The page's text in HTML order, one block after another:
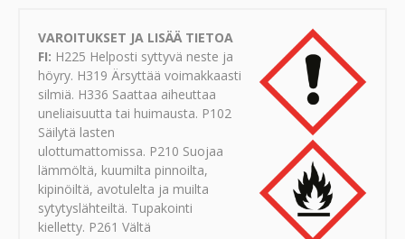
VAROITUKSET JA LISÄÄ TIETOA
FI: H225 Helposti syttyvä neste ja
höyry. H319 Ärsyttää voimakkaasti
silmiä. H336 Saattaa aiheuttaa
uneliaisuutta tai huimausta. P102
Säilytä lasten
ulottumattomissa. P210 Suojaa
lämmöltä, kuumilta pinnoilta,
kipinöiltä, avotulelta ja muilta
sytytyslähteiltä. Tupakointi
kielletty. P261 Vältä